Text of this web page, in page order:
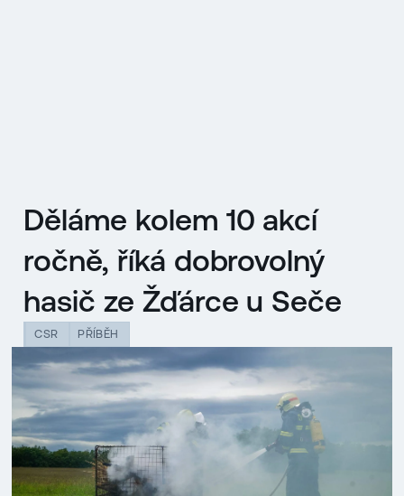
Děláme kolem 10 akcí
ročně, říká dobrovolný
hasič ze Žďárce u Seče
CSR PŘÍBĚH